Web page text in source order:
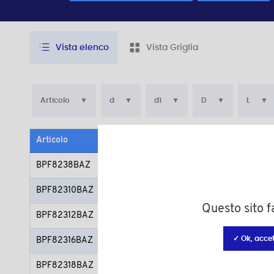
Vista elenco Vista Griglia
Articolo d d1 D
Articolo
BPF8238BAZ
BPF82310BAZ
BPF82312BAZ
BPF82316BAZ Acciaio zincato
BPF82318BAZ
Questo sito
✓ Ok,